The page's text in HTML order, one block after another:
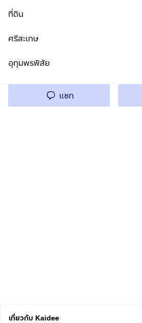
ที่ดิน
ศรีสะเกษ
อุทุมพรพิสัย
แชท
เกี่ยวกับ Kaidee